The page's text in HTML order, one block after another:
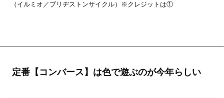
（イルミオ／ブリヂストンサイクル）※クレジットは①
定番【コンバース】は色で遊ぶのが今年らしい